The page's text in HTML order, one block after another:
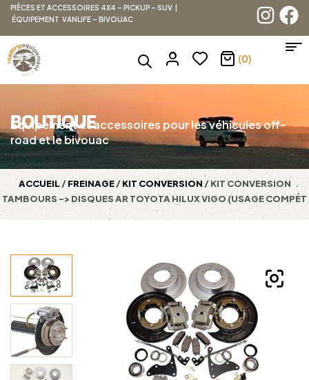
PIÈCES ET ACCESSOIRES 4X4 – PICKUP – SUV |
ÉQUIPEMENT VANLIFE – BIVOUAC
(0)
BOUTIQUE
Équipement et accessoires pour les véhicules off-
road et le bivouac
ACCUEIL /FREINAGE/KIT CONVERSION / KIT CONVERSION
TAMBOURS -> DISQUES AR TOYOTA HILUX VIGO (USAGE COMPÉT